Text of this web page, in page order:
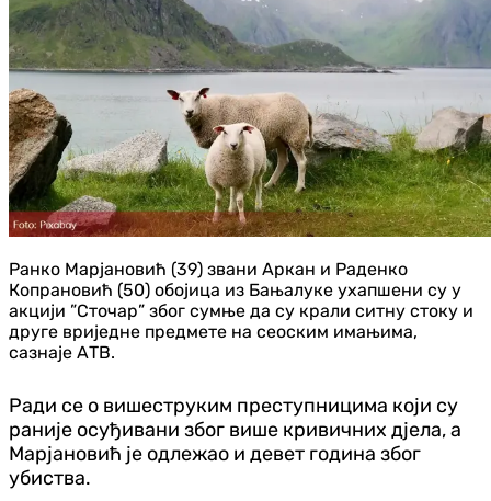
Ранко Марјановић (39) звани Аркан и Раденко
Копрановић (50) обојица из Бањалуке ухапшени су у
акцији ”Сточар” због сумње да су крали ситну стоку и
друге вриједне предмете на сеоским имањима,
сазнаје АТВ.
Ради се о вишеструким преступницима који су
раније осуђивани због више кривичних дјела, а
Марјановић је одлежао и девет година због
убиства.